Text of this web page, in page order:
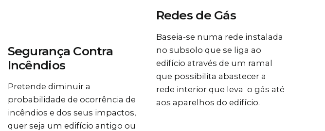
Segurança Contra
Incêndios
Pretende diminuir a
probabilidade de ocorrência de
incêndios e dos seus impactos,
quer seja um edifício antigo ou
Redes de Gás
Baseia-se numa rede instalada
no subsolo que se liga ao
edifício através de um ramal
que possibilita abastecer a
rede interior que leva o gás até
aos aparelhos do edifício.